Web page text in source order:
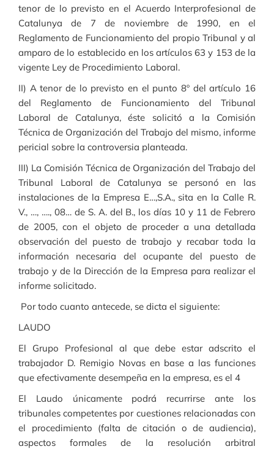
tenor de lo previsto en el Acuerdo Interprofesional de
Catalunya de 7 de noviembre de 1990, en el
Reglamento de Funcionamiento del propio Tribunal y al
amparo de lo establecido en los artículos 63 y 153 de la
vigente Ley de Procedimiento Laboral.
II) A tenor de lo previsto en el punto 8º del artículo 16
del Reglamento de Funcionamiento del Tribunal
Laboral de Catalunya, éste solicitó a la Comisión
Técnica de Organización del Trabajo del mismo, informe
pericial sobre la controversia planteada.
III) La Comisión Técnica de Organización del Trabajo del
Tribunal Laboral de Catalunya se personó en las
instalaciones de la Empresa E…,S.A., sita en la Calle R.
V., …, …., 08… de S. A. del B., los días 10 y 11 de Febrero
de 2005, con el objeto de proceder a una detallada
observación del puesto de trabajo y recabar toda la
información necesaria del ocupante del puesto de
trabajo y de la Dirección de la Empresa para realizar el
informe solicitado.
Por todo cuanto antecede, se dicta el siguiente:
LAUDO
El Grupo Profesional al que debe estar adscrito el
trabajador D. Remigio Novas en base a las funciones
que efectivamente desempeña en la empresa, es el 4
El Laudo únicamente podrá recurrirse ante los
tribunales competentes por cuestiones relacionadas con
el procedimiento (falta de citación o de audiencia),
aspectos formales de la resolución arbitral